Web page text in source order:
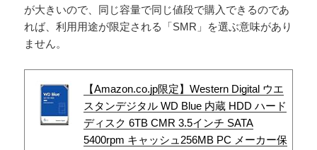
が大きいので、同じ容量で同じ値段で購入できるのであ
れば、利用用途が限定される「SMR」を選ぶ意味があり
ません。
【Amazon.co.jp限定】Western Digital ウエ
スタンデジタル WD Blue 内蔵 HDD ハード
ディスク 6TB CMR 3.5インチ SATA
5400rpm キャッシュ256MB PC メーカー保